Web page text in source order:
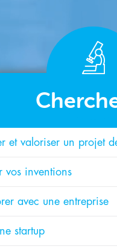
et valoriser un projet
vos inventions
avec une entreprise
startup